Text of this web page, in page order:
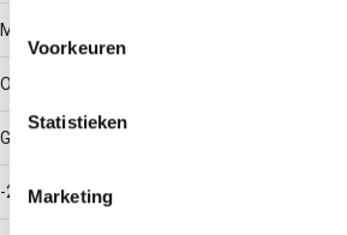
Uw apparaat identificeren door
op specifieke eigenschappen
verwerkt en stel uw voorkeuren in het
Voorkeuren
Statistieken
Marketing
Materiaalkwaliteit
Overig
Gebruikstemperatuur
-20 - 120